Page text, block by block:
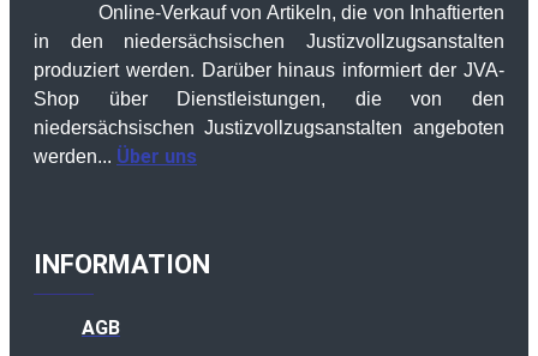
Online-Verkauf von Artikeln, die von Inhaftierten
in den niedersächsischen Justizvollzugsanstalten
produziert werden. Darüber hinaus informiert der JVA-
Shop über Dienstleistungen, die von den
niedersächsischen Justizvollzugsanstalten angeboten
werden... Über uns
INFORMATION
AGB